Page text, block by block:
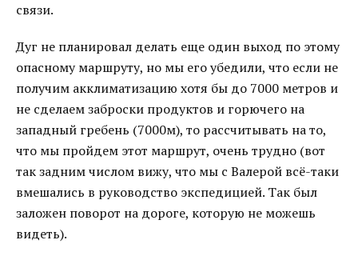
связи.
Дуг не планировал делать еще один выход по этому
опасному маршруту, но мы его убедили, что если не
получим акклиматизацию хотя бы до 7000 метров и
не сделаем заброски продуктов и горючего на
западный гребень (7000м), то рассчитывать на то,
что мы пройдем этот маршрут, очень трудно (вот
так задним числом вижу, что мы с Валерой всё-таки
вмешались в руководство экспедицией. Так был
заложен поворот на дороге, которую не можешь
видеть).